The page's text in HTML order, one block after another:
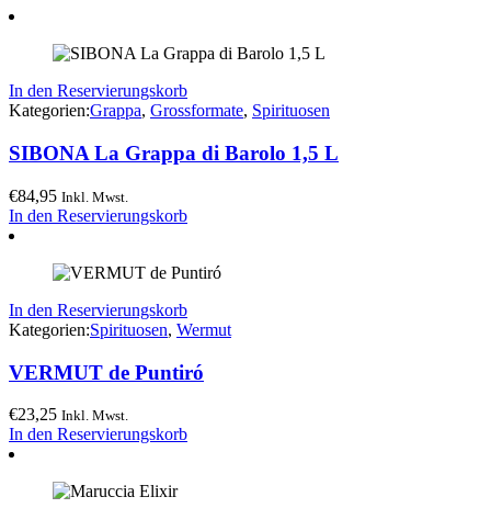
In den Reservierungskorb
Kategorien:Grappa, Grossformate, Spirituosen
SIBONA La Grappa di Barolo 1,5 L
€84,95 Inkl. Mwst.
In den Reservierungskorb
In den Reservierungskorb
Kategorien:Spirituosen, Wermut
VERMUT de Puntiró
€23,25 Inkl. Mwst.
In den Reservierungskorb